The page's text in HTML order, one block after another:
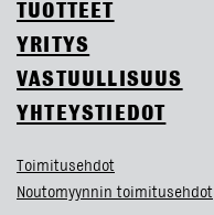
TUOTTEET
YRITYS
VASTUULLISUUS
YHTEYSTIEDOT
Toimitusehdot
Noutomyynnin toimitusehdot